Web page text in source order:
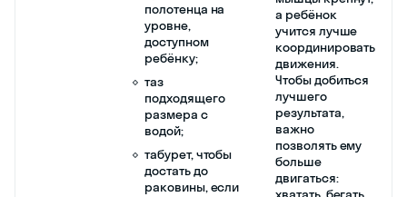
полотенца на
уровне,
доступном
ребёнку;
таз
подходящего
размера с
водой;
табурет, чтобы
достать до
раковины, если
а ребёнок
учится лучше
координировать
движения.
Чтобы добиться
лучшего
результата,
важно
позволять ему
больше
двигаться: